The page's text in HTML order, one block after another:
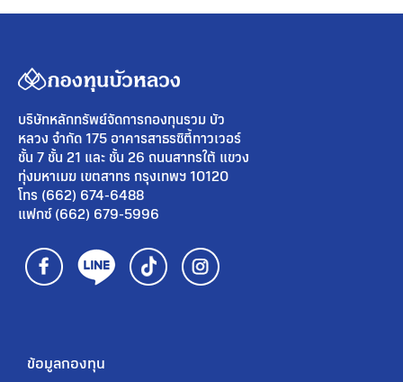
บริษัทหลักทรัพย์จัดการกองทุนรวม บัว
หลวง จำกัด 175 อาคารสาธรซิตี้ทาวเวอร์
ชั้น 7 ชั้น 21 และ ชั้น 26 ถนนสาทรใต้ แขวง
ทุ่งมหาเมฆ เขตสาทร กรุงเทพฯ 10120
โทร (662) 674-6488
แฟกซ์ (662) 679-5996
ข้อมูลกองทุน